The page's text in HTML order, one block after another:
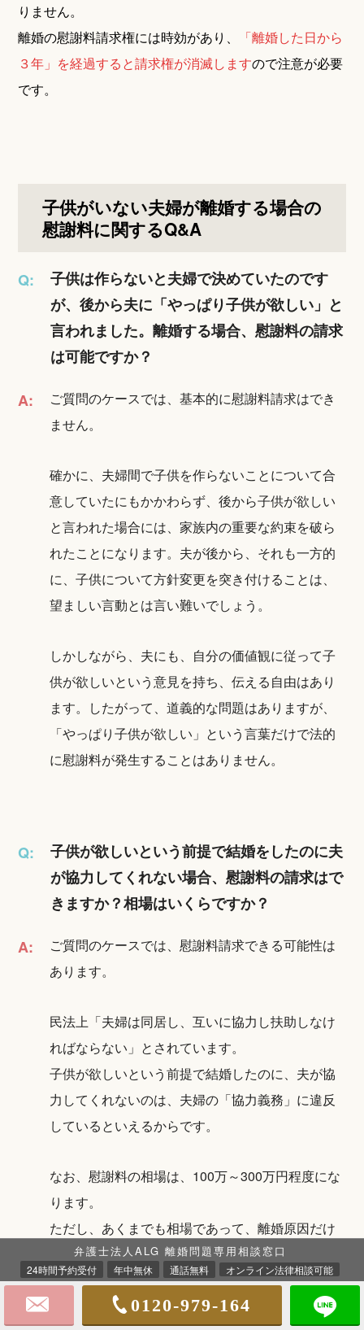
りません。
離婚の慰謝料請求権には時効があり、
「離婚した日から
３年」を経過すると請求権が消滅しますので注意が必要
です。
子供がいない夫婦が離婚する場合の
慰謝料に関するQ&A
Q:
子供は作らないと夫婦で決めていたのです
が、後から夫に「やっぱり子供が欲しい」と
言われました。離婚する場合、慰謝料の請求
は可能ですか？
A:
ご質問のケースでは、基本的に慰謝料請求はでき
ません。
確かに、夫婦間で子供を作らないことについて合
意していたにもかかわらず、後から子供が欲しい
と言われた場合には、家族内の重要な約束を破ら
れたことになります。夫が後から、それも一方的
に、子供について方針変更を突き付けることは、
望ましい言動とは言い難いでしょう。
しかしながら、夫にも、自分の価値観に従って子
供が欲しいという意見を持ち、伝える自由はあり
ます。したがって、道義的な問題はありますが、
「やっぱり子供が欲しい」という言葉だけで法的
に慰謝料が発生することはありません。
Q:
子供が欲しいという前提で結婚をしたのに夫
が協力してくれない場合、慰謝料の請求はで
きますか？相場はいくらですか？
A:
ご質問のケースでは、慰謝料請求できる可能性は
あります。
民法上「夫婦は同居し、互いに協力し扶助しなけ
ればならない」とされています。
子供が欲しいという前提で結婚したのに、夫が協
力してくれないのは、夫婦の「協力義務」に違反
しているといえるからです。
なお、慰謝料の相場は、100万～300万円程度にな
ります。
ただし、あくまでも相場であって、離婚原因だけ
でなく、婚姻期間の長さや相手の収入など家庭ご
との事情を考慮して算出することになります。
弁護士法人ALG 離婚問題専用相談窓口
24時間予約受付 年中無休 通話無料 オンライン法律相談可能
0120-979-164